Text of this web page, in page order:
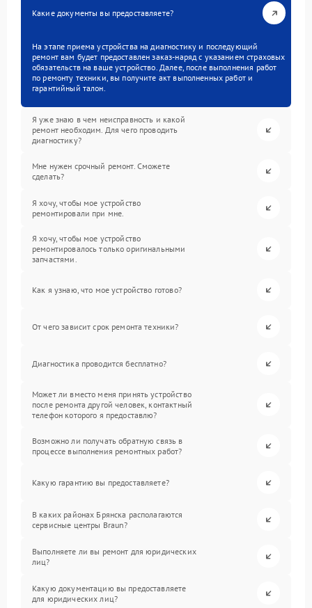
Какие документы вы предоставляете?
На этапе приема устройства на диагностику и последующий
ремонт вам будет предоставлен заказ-наряд с указанием страховых
обязательств на ваше устройство. Далее, после выполнения работ
по ремонту техники, вы получите акт выполненных работ и
гарантийный талон.
Я уже знаю в чем неисправность и какой
ремонт необходим. Для чего проводить
диагностику?
Мне нужен срочный ремонт. Сможете
сделать?
Я хочу, чтобы мое устройство
ремонтировали при мне.
Я хочу, чтобы мое устройство
ремонтировалось только оригинальными
запчастями.
Как я узнаю, что мое устройство готово?
От чего зависит срок ремонта техники?
Диагностика проводится бесплатно?
Может ли вместо меня принять устройство
после ремонта другой человек, контактный
телефон которого я предоставлю?
Возможно ли получать обратную связь в
процессе выполнения ремонтных работ?
Какую гарантию вы предоставляете?
В каких районах Брянска располагаются
сервисные центры Braun?
Выполняете ли вы ремонт для юридических
лиц?
Какую документацию вы предоставляете
для юридических лиц?